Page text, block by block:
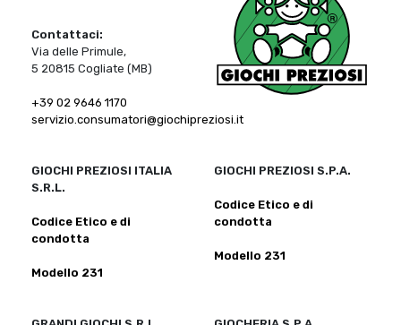
Contattaci:
Via delle Primule,
5 20815 Cogliate (MB)
+39 02 9646 1170
servizio.consumatori@giochipreziosi.it
GIOCHI PREZIOSI ITALIA
S.R.L.
Codice Etico e di
condotta
Modello 231
GIOCHI PREZIOSI S.P.A.
Codice Etico e di
condotta
Modello 231